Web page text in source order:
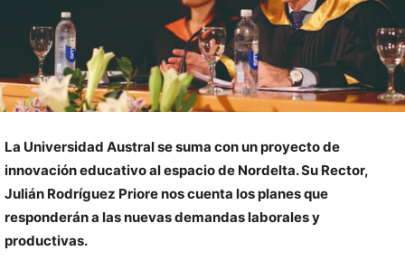
La Universidad Austral se suma con un proyecto de
innovación educativo al espacio de Nordelta. Su Rector,
Julián Rodríguez Priore nos cuenta los planes que
responderán a las nuevas demandas laborales y
productivas.